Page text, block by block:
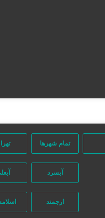
تمام شهر‌ها تهران
ارجمند اسلامشهر